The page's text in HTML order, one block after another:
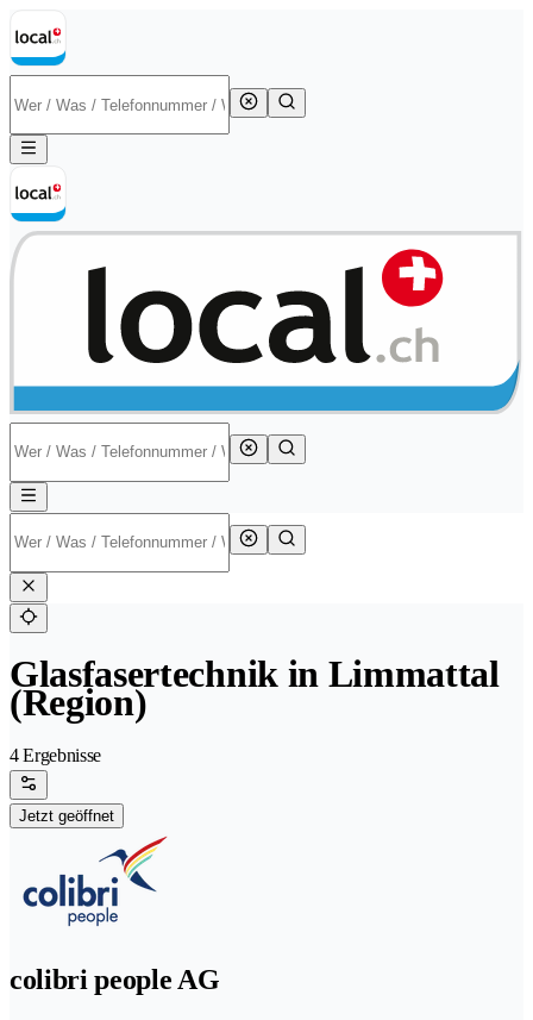
Glasfasertechnik in Limmattal
(Region)
4 Ergebnisse
Jetzt geöffnet
colibri people AG